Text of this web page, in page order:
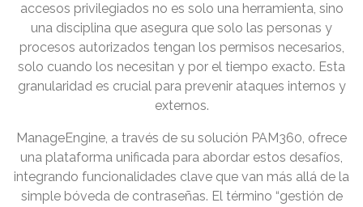
accesos privilegiados no es solo una herramienta, sino
una disciplina que asegura que solo las personas y
procesos autorizados tengan los permisos necesarios,
solo cuando los necesitan y por el tiempo exacto. Esta
granularidad es crucial para prevenir ataques internos y
externos.
ManageEngine, a través de su solución PAM360, ofrece
una plataforma unificada para abordar estos desafíos,
integrando funcionalidades clave que van más allá de la
simple bóveda de contraseñas. El término “gestión de